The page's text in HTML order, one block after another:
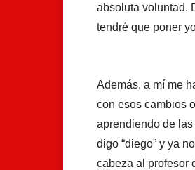
absoluta voluntad.
tendré que poner
Además, a mí me
con esos cambios
aprendiendo de las
digo “diego” y ya
cabeza al profesor